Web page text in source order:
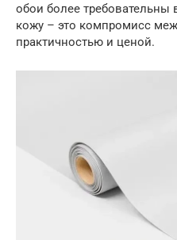
обои более требовательны
кожу – это компромисс
практичностью и ценой.